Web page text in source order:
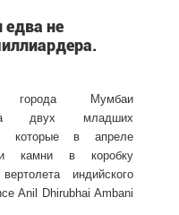
едва не
города Мумбаи
двух младших
которые в апреле
камни в коробку
индийского
Anil Dhirubhai Ambani